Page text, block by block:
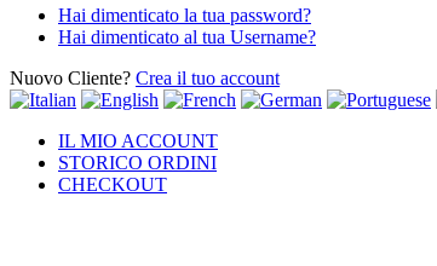
Hai dimenticato la tua password?
Hai dimenticato al tua Username?
Nuovo Cliente? Crea il tuo account
IL MIO ACCOUNT
STORICO ORDINI
CHECKOUT